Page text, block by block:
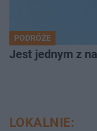
PODRÓŻE
Jest jednym z
LOKALNIE: